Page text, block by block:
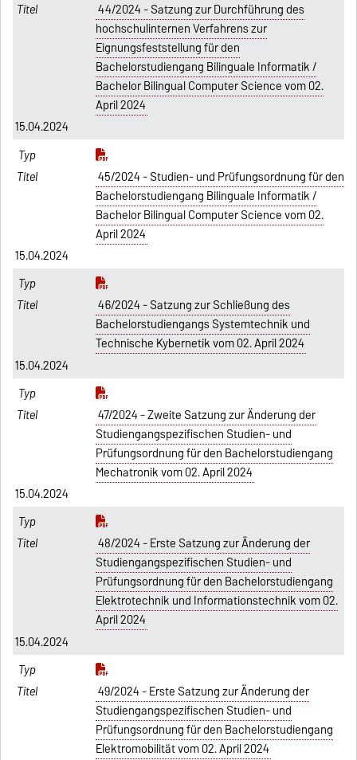
44/2024 - Satzung zur Durchführung des
hochschulinternen Verfahrens zur
Eignungsfeststellung für den
Bachelorstudiengang Bilinguale Informatik /
Bachelor Bilingual Computer Science vom 02.
April 2024
15.04.2024
45/2024 - Studien- und Prüfungsordnung für den
Bachelorstudiengang Bilinguale Informatik /
Bachelor Bilingual Computer Science vom 02.
April 2024
15.04.2024
46/2024 - Satzung zur Schließung des
Bachelorstudiengangs Systemtechnik und
Technische Kybernetik vom 02. April 2024
15.04.2024
47/2024 - Zweite Satzung zur Änderung der
Studiengangspezifischen Studien- und
Prüfungsordnung für den Bachelorstudiengang
Mechatronik vom 02. April 2024
15.04.2024
48/2024 - Erste Satzung zur Änderung der
Studiengangspezifischen Studien- und
Prüfungsordnung für den Bachelorstudiengang
Elektrotechnik und Informationstechnik vom 02.
April 2024
15.04.2024
49/2024 - Erste Satzung zur Änderung der
Studiengangspezifischen Studien- und
Prüfungsordnung für den Bachelorstudiengang
Elektromobilität vom 02. April 2024